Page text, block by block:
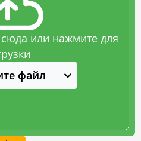
или нажмите для
файл